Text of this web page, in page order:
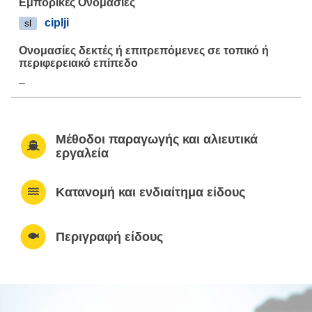
sl ciplji
–
Μέθοδοι παραγωγής και αλιευτικά
εργαλεία
Κατανομή και ενδιαίτημα είδους
Περιγραφή είδους